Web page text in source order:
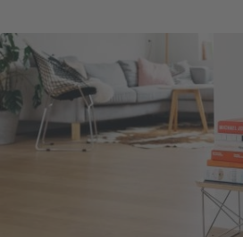
Image